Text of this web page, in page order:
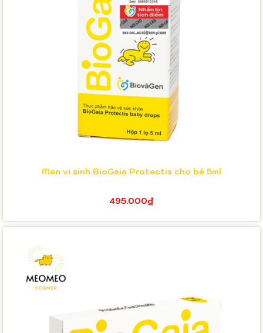
Men vi sinh BioGaia Protectis cho bé 5ml
495.000₫